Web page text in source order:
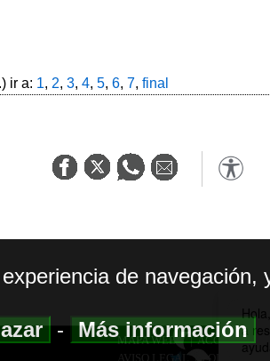
ir a: 1, 2, 3, 4, 5, 6, 7, final
MAPA WEB|
AVISO LEGAL| POLITICA
de navegación,
-Más información